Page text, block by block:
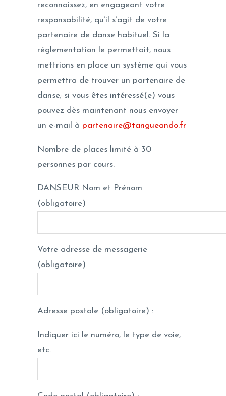
reconnaissez, en engageant votre
responsabilité, qu’il s’agit de votre
partenaire de danse habituel. Si la
réglementation le permettait, nous
mettrions en place un système qui vous
permettra de trouver un partenaire de
danse; si vous êtes intéressé(e) vous
pouvez dès maintenant nous envoyer
un e-mail à partenaire@tangueando.fr
Nombre de places limité à 30
personnes par cours.
DANSEUR Nom et Prénom
(obligatoire)
Votre adresse de messagerie
(obligatoire)
Adresse postale (obligatoire) :
Indiquer ici le numéro, le type de voie,
etc.